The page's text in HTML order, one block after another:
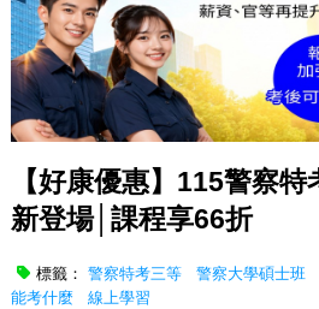
【好康優惠】115警察
新登場│課程享66折
標籤： 警察特考三等 警察大學碩士班
能考什麼
線上學習